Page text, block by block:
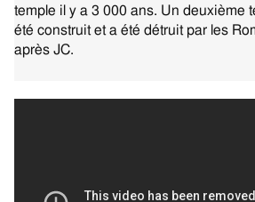
temple il y a 3 000 ans. Un deuxième
été construit et a été détruit par les
après JC.